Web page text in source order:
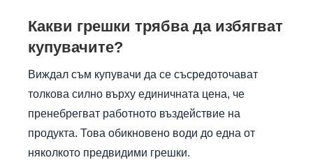
Какви грешки трябва да избягват
купувачите?
Виждал съм купувачи да се съсредоточават
толкова силно върху единичната цена, че
пренебрегват работното въздействие на
продукта. Това обикновено води до една от
няколкото предвидими грешки.